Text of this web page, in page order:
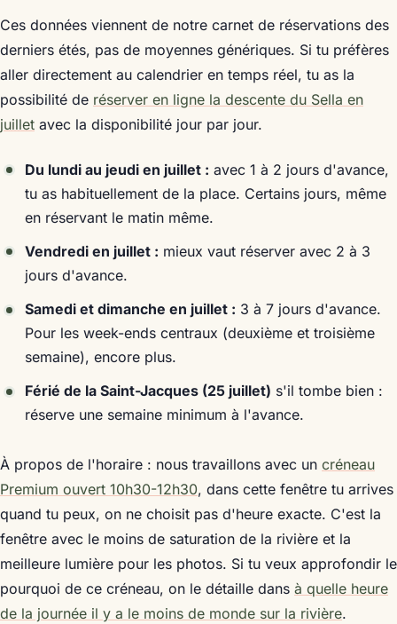
Ces données viennent de notre carnet de réservations des
derniers étés, pas de moyennes génériques. Si tu préfères
aller directement au calendrier en temps réel, tu as la
possibilité de réserver en ligne la descente du Sella en
juillet avec la disponibilité jour par jour.
Du lundi au jeudi en juillet : avec 1 à 2 jours d'avance,
tu as habituellement de la place. Certains jours, même
en réservant le matin même.
Vendredi en juillet : mieux vaut réserver avec 2 à 3
jours d'avance.
Samedi et dimanche en juillet : 3 à 7 jours d'avance.
Pour les week-ends centraux (deuxième et troisième
semaine), encore plus.
Férié de la Saint-Jacques (25 juillet) s'il tombe bien :
réserve une semaine minimum à l'avance.
À propos de l'horaire : nous travaillons avec un créneau
Premium ouvert 10h30-12h30, dans cette fenêtre tu arrives
quand tu peux, on ne choisit pas d'heure exacte. C'est la
fenêtre avec le moins de saturation de la rivière et la
meilleure lumière pour les photos. Si tu veux approfondir le
pourquoi de ce créneau, on le détaille dans à quelle heure
de la journée il y a le moins de monde sur la rivière.